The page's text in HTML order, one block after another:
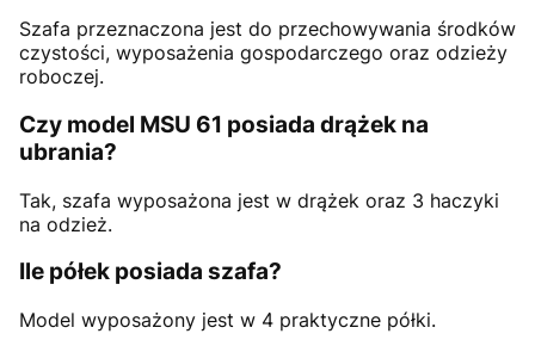
Szafa przeznaczona jest do przechowywania środków
czystości, wyposażenia gospodarczego oraz odzieży
roboczej.
Czy model MSU 61 posiada drążek na
ubrania?
Tak, szafa wyposażona jest w drążek oraz 3 haczyki
na odzież.
Ile półek posiada szafa?
Model wyposażony jest w 4 praktyczne półki.